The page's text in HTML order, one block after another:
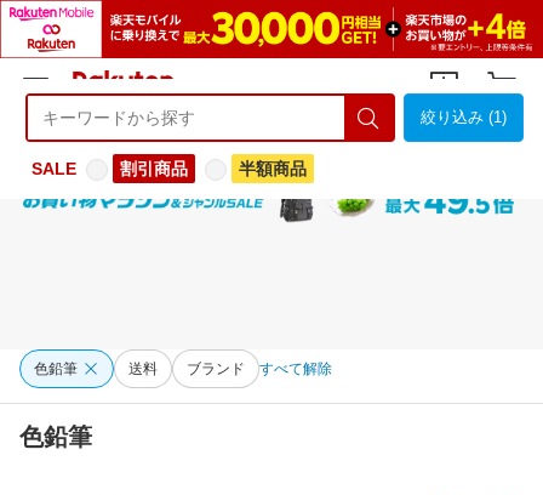
ようこそ 楽天市場へ ログイン
絞り込み (1)
SALE 割引商品 半額商品
色鉛筆 送料 ブランド すべて解除
色鉛筆